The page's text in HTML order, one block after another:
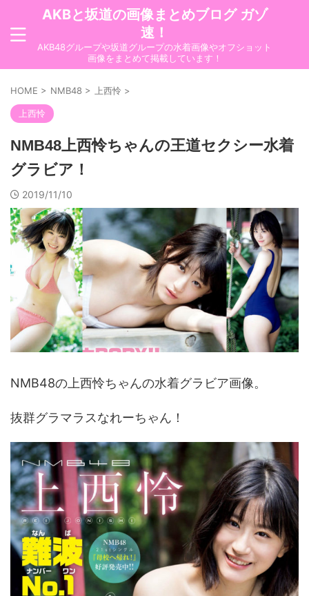
AKBと坂道の画像まとめブログ ガゾ
速！
AKB48グループや坂道グループの水着画像やオフショット
画像をまとめて掲載しています！
HOME > NMB48 > 上西怜 >
上西怜
NMB48上西怜ちゃんの王道セクシー水着
グラビア！
2019/11/10
NMB48の上西怜ちゃんの水着グラビア画像。
抜群グラマラスなれーちゃん！